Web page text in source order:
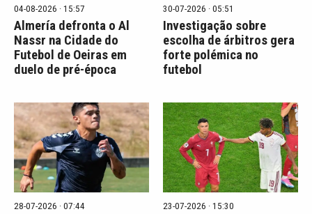
04-08-2026 · 15:57
Almería defronta o Al
Nassr na Cidade do
Futebol de Oeiras em
duelo de pré-época
30-07-2026 · 05:51
Investigação sobre
escolha de árbitros gera
forte polémica no
futebol
28-07-2026 · 07:44 23-07-2026 · 15:30